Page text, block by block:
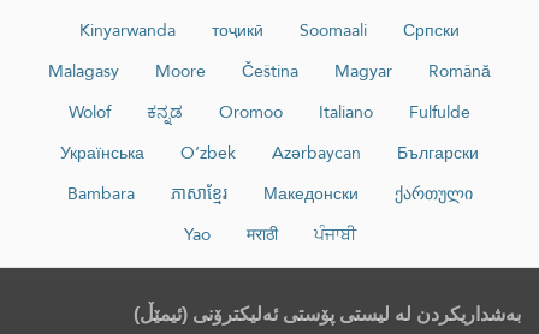
Српски
Soomaali
тоҷикӣ
Kinyarwanda
Română
Magyar
Čeština
Moore
Malagasy
Fulfulde
Italiano
Oromoo
ಕನ್ನಡ
Wolof
Български
Azərbaycan
O‘zbek
Українська
ქართული
Македонски
ភាសាខ្មែរ
Bambara
ਪੰਜਾਬੀ
मराठी
Yao
بەشداریکردن لە لیستی پۆستی ئەلیکترۆنی (ئیمێڵ)